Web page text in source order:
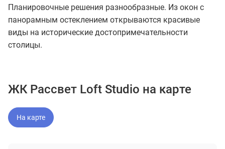
Планировочные решения разнообразные. Из окон с
панорамным остеклением открываются красивые
виды на исторические достопримечательности
столицы.
ЖК Рассвет Loft Studio на карте
На карте